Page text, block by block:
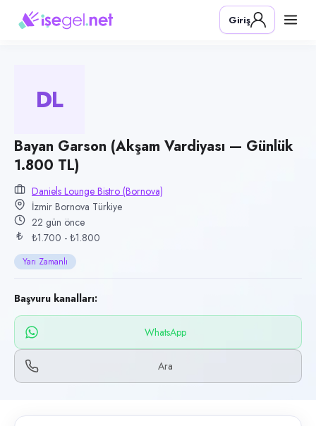
Pozisyon
Bayan Garson (Akşam Vardiyası — Günlük 1.800 TL)
Kategori
Konum
Bornova, İzmir
Çalışma şekli
Yarı Zamanlı · Ofis
Yayın tarihi
17 Temmuz 2026
15 Ekim 2026
Başvuru kanalları
WhatsApp, Telefon
İlan açıklaması
Giriş
DL
Bayan Garson (Akşam Vardiyası — Günlük
1.800 TL)
Daniels Lounge Bistro (Bornova)
İzmir Bornova Türkiye
22 gün önce
₺1.700 - ₺1.800
Yarı Zamanlı
Başvuru kanalları:
WhatsApp
Ara